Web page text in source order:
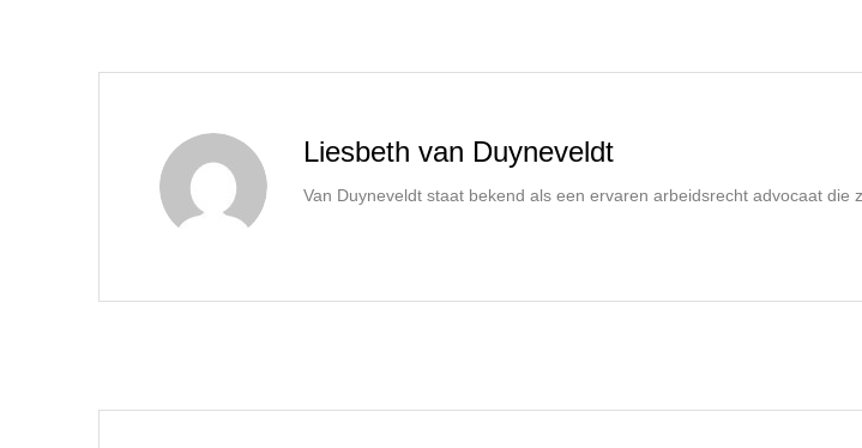
Liesbeth van Duyneveldt
Van Duyneveldt staat bekend als een ervaren arbeidsrecht advocaat